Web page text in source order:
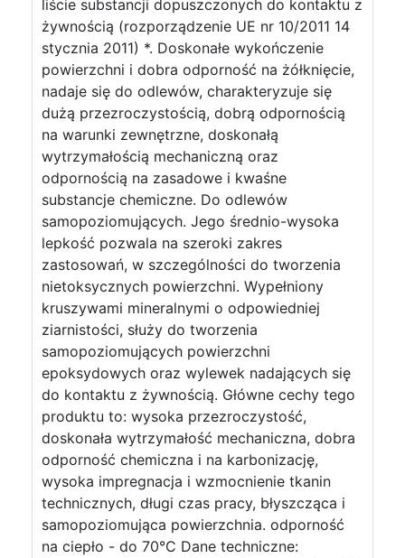
liście substancji dopuszczonych do kontaktu z
żywnością (rozporządzenie UE nr 10/2011 14
stycznia 2011) *. Doskonałe wykończenie
powierzchni i dobra odporność na żółknięcie,
nadaje się do odlewów, charakteryzuje się
dużą przezroczystością, dobrą odpornością
na warunki zewnętrzne, doskonałą
wytrzymałością mechaniczną oraz
odpornością na zasadowe i kwaśne
substancje chemiczne. Do odlewów
samopoziomujących. Jego średnio-wysoka
lepkość pozwala na szeroki zakres
zastosowań, w szczególności do tworzenia
nietoksycznych powierzchni. Wypełniony
kruszywami mineralnymi o odpowiedniej
ziarnistości, służy do tworzenia
samopoziomujących powierzchni
epoksydowych oraz wylewek nadających się
do kontaktu z żywnością. Główne cechy tego
produktu to: wysoka przezroczystość,
doskonała wytrzymałość mechaniczna, dobra
odporność chemiczna i na karbonizację,
wysoka impregnacja i wzmocnienie tkanin
technicznych, długi czas pracy, błyszcząca i
samopoziomująca powierzchnia. odporność
na ciepło - do 70°C Dane techniczne: